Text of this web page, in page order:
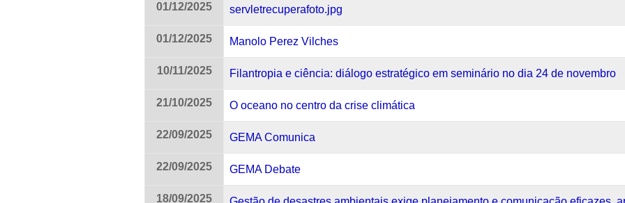
01/12/2025 servletrecuperafoto.jpg
01/12/2025 Manolo Perez Vilches
10/11/2025 Filantropia e ciência: diálogo estratégico em seminário no dia 24 de novembro
21/10/2025 O oceano no centro da crise climática
22/09/2025 GEMA Comunica
22/09/2025 GEMA Debate
18/09/2025